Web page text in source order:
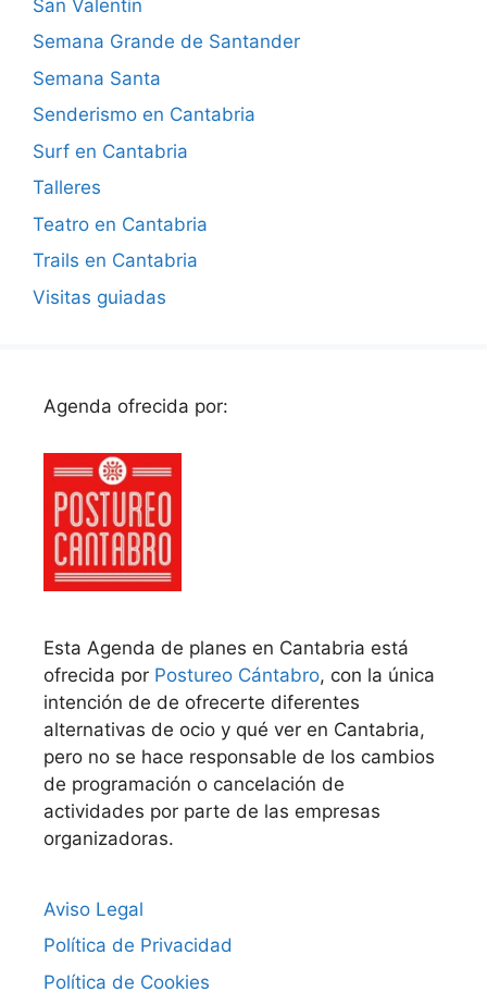
San Valentín
Semana Grande de Santander
Semana Santa
Senderismo en Cantabria
Surf en Cantabria
Talleres
Teatro en Cantabria
Trails en Cantabria
Visitas guiadas
Agenda ofrecida por:
Esta Agenda de planes en Cantabria está
ofrecida por Postureo Cántabro, con la única
intención de de ofrecerte diferentes
alternativas de ocio y qué ver en Cantabria,
pero no se hace responsable de los cambios
de programación o cancelación de
actividades por parte de las empresas
organizadoras.
Aviso Legal
Política de Privacidad
Política de Cookies